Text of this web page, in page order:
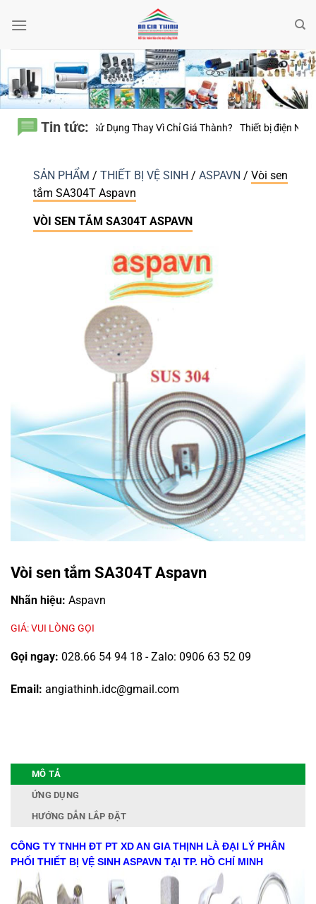
qua
Tin tức:
Sử Dụng Thay Vì Chỉ Giá Thành? Thiết bị điện Nanoco – Vì sao
SẢN PHẨM / THIẾT BỊ VỆ SINH / ASPAVN / Vòi sen
tắm SA304T Aspavn
VÒI SEN TẮM SA304T ASPAVN
Vòi sen tắm SA304T Aspavn
Nhãn hiệu: Aspavn
GIÁ: VUI LÒNG GỌI
Gọi ngay: 028.66 54 94 18 - Zalo: 0906 63 52 09
Email: angiathinh.idc@gmail.com
MÔ TẢ
ỨNG DỤNG
HƯỚNG DẪN LẮP ĐẶT
CÔNG TY TNHH ĐT PT XD AN GIA THỊNH LÀ ĐẠI LÝ PHÂN
PHỐI THIẾT BỊ VỆ SINH ASPAVN TẠI TP. HỒ CHÍ MINH